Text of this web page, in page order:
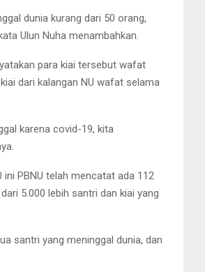
dunia kurang dari 50 orang,
Ulun Nuha menambahkan.
para kiai tersebut wafat
dari kalangan NU wafat selama
karena covid-19, kita
PBNU telah mencatat ada 112
5.000 lebih santri dan kiai yang
santri yang meninggal dunia, dan